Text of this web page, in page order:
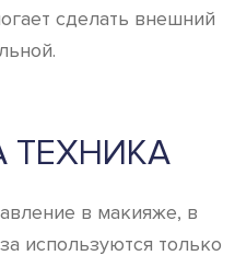
сделать внешний
ТЕХНИКА
в макияже, в
используются только